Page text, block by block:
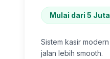
Mulai dari 5 Juta
Sistem kasir
jalan lebih smooth.